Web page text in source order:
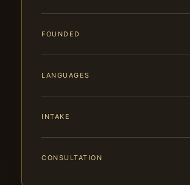
FOUNDED
LANGUAGES
INTAKE
CONSULTATION